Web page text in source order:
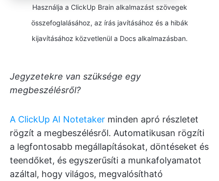
Használja a ClickUp Brain alkalmazást szövegek
összefoglalásához, az írás javításához és a hibák
kijavításához közvetlenül a Docs alkalmazásban.
Jegyzetekre van szüksége egy
megbeszélésről?
A ClickUp AI Notetaker minden apró részletet
rögzít a megbeszélésről. Automatikusan rögzíti
a legfontosabb megállapításokat, döntéseket és
teendőket, és egyszerűsíti a munkafolyamatot
azáltal, hogy világos, megvalósítható